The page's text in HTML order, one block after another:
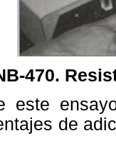
470.
este
de